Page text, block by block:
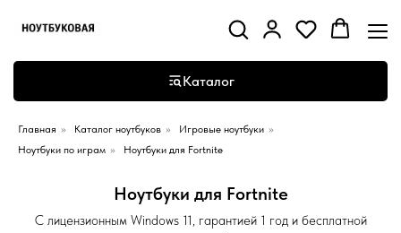
Каталог
Главная » Каталог ноутбуков » Игровые ноутбуки »
Ноутбуки по играм » Ноутбуки для Fortnite
Ноутбуки для Fortnite
С лицензионным Windows 11, гарантией 1 год и бесплатной